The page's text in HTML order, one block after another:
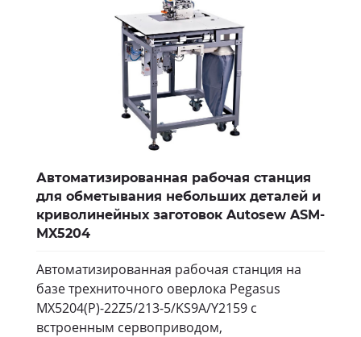
Автоматизированная рабочая станция
для обметывания небольших деталей и
криволинейных заготовок Autosew ASM-
MX5204
Автоматизированная рабочая станция на
базе трехниточного оверлока Pegasus
MX5204(P)-22Z5/213-5/KS9A/Y2159 с
встроенным сервоприводом,